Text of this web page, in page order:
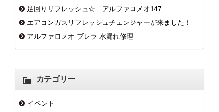
足回りリフレッシュ☆ アルファロメオ147
エアコンガスリフレッシュチェンジャーが来ました！
アルファロメオ ブレラ 水漏れ修理
カテゴリー
イベント